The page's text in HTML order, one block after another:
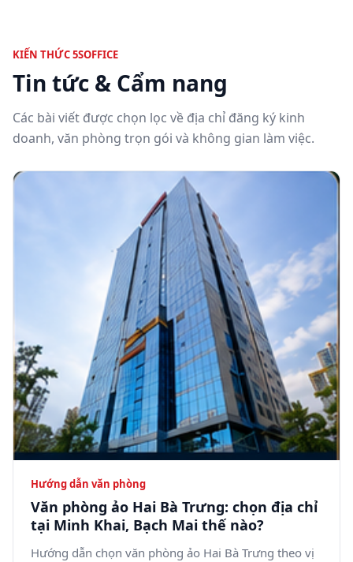
KIẾN THỨC 5SOFFICE
Tin tức & Cẩm nang
Các bài viết được chọn lọc về địa chỉ đăng ký kinh
doanh, văn phòng trọn gói và không gian làm việc.
Hướng dẫn văn phòng
Văn phòng ảo Hai Bà Trưng: chọn địa chỉ
tại Minh Khai, Bạch Mai thế nào?
Hướng dẫn chọn văn phòng ảo Hai Bà Trưng theo vị